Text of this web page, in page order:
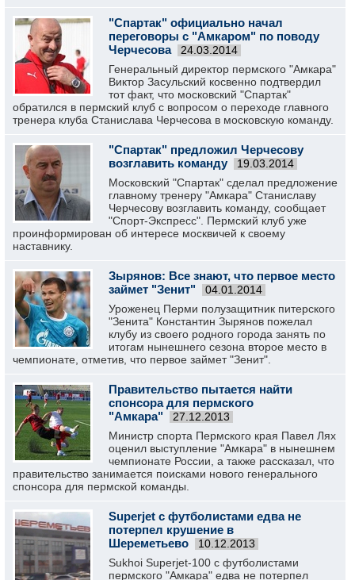
"Спартак" официально начал
переговоры с "Амкаром" по поводу
Черчесова
24.03.2014
Генеральный директор пермского "Амкара"
Виктор Засульский косвенно подтвердил
тот факт, что московский "Спартак"
обратился в пермский клуб с вопросом о переходе главного
тренера клуба Станислава Черчесова в московскую команду.
"Спартак" предложил Черчесову
возглавить команду
19.03.2014
Московский "Спартак" сделал предложение
главному тренеру "Амкара" Станиславу
Черчесову возглавить команду, сообщает
"Спорт-Экспресс". Пермский клуб уже
проинформирован об интересе москвичей к своему
наставнику.
Зырянов: Все знают, что первое место
займет "Зенит"
04.01.2014
Уроженец Перми полузащитник питерского
"Зенита" Константин Зырянов пожелал
клубу из своего родного города занять по
итогам нынешнего сезона второе место в
чемпионате, отметив, что первое займет "Зенит".
Правительство пытается найти
спонсора для пермского
"Амкара"
27.12.2013
Министр спорта Пермского края Павел Лях
оценил выступление "Амкара" в нынешнем
чемпионате России, а также рассказал, что
правительство занимается поисками нового генерального
спонсора для пермской команды.
Superjet с футболистами едва не
потерпел крушение в
Шереметьево
10.12.2013
Sukhoi Superjet-100 с футболистами
пермского "Амкара" едва не потерпел